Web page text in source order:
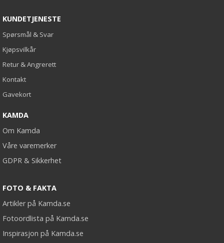
KUNDETJENESTE
Spørsmål & Svar
Kjøpsvilkår
Retur & Angrerett
Kontakt
Gavekort
KAMDA
Om Kamda
Våre varemerker
GDPR & Sikkerhet
FOTO & FAKTA
Artikler på Kamda.se
Fotoordlista på Kamda.se
Inspirasjon på Kamda.se